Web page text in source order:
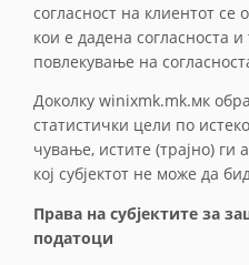
согласност на клиентот се
кои е дадена согласноста
повлекување на
Доколку winixmk.mk.мк
статистички цели по
чување, истите (трајно)
кој субјектот не може да
Права на субјектите за
податоци